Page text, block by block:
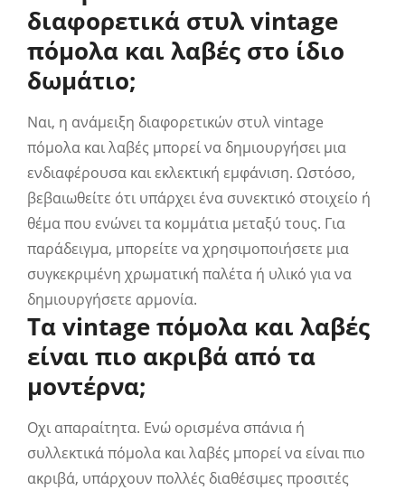
διαφορετικά στυλ vintage
πόμολα και λαβές στο ίδιο
δωμάτιο;
Ναι, η ανάμειξη διαφορετικών στυλ vintage
πόμολα και λαβές μπορεί να δημιουργήσει μια
ενδιαφέρουσα και εκλεκτική εμφάνιση. Ωστόσο,
βεβαιωθείτε ότι υπάρχει ένα συνεκτικό στοιχείο ή
θέμα που ενώνει τα κομμάτια μεταξύ τους. Για
παράδειγμα, μπορείτε να χρησιμοποιήσετε μια
συγκεκριμένη χρωματική παλέτα ή υλικό για να
δημιουργήσετε αρμονία.
Τα vintage πόμολα και λαβές
είναι πιο ακριβά από τα
μοντέρνα;
Οχι απαραίτητα. Ενώ ορισμένα σπάνια ή
συλλεκτικά πόμολα και λαβές μπορεί να είναι πιο
ακριβά, υπάρχουν πολλές διαθέσιμες προσιτές